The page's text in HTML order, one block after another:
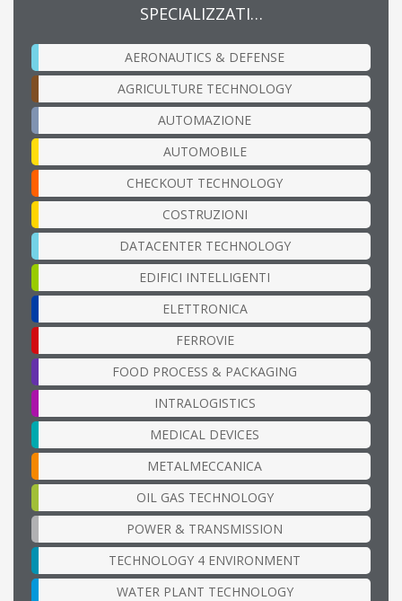
SPECIALIZZATI…
AERONAUTICS & DEFENSE
AGRICULTURE TECHNOLOGY
AUTOMAZIONE
AUTOMOBILE
CHECKOUT TECHNOLOGY
COSTRUZIONI
DATACENTER TECHNOLOGY
EDIFICI INTELLIGENTI
ELETTRONICA
FERROVIE
FOOD PROCESS & PACKAGING
INTRALOGISTICS
MEDICAL DEVICES
METALMECCANICA
OIL GAS TECHNOLOGY
POWER & TRANSMISSION
TECHNOLOGY 4 ENVIRONMENT
WATER PLANT TECHNOLOGY